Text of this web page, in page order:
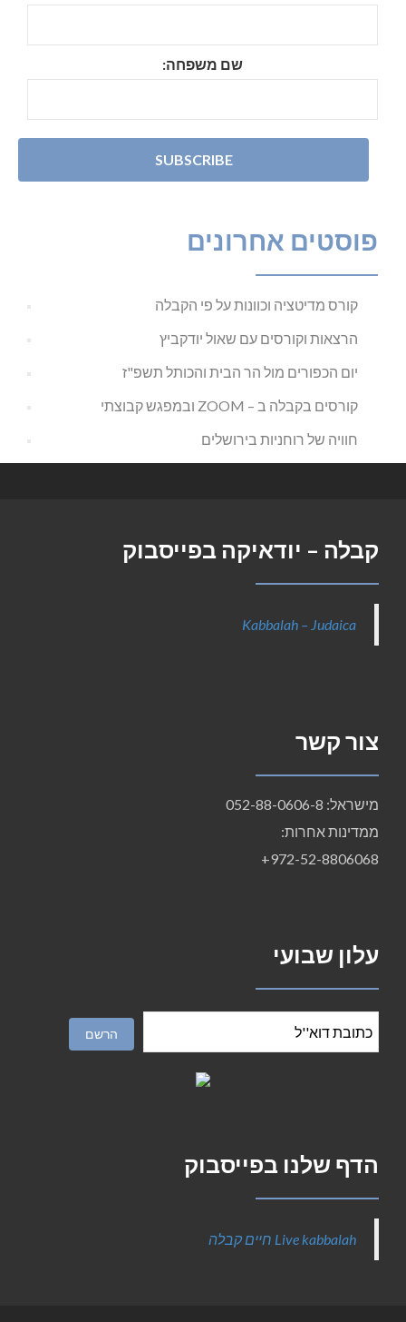
שם משפחה:
פוסטים אחרונים
קורס מדיטציה וכוונות על פי הקבלה
הרצאות וקורסים עם שאול יודקביץ
יום הכפורים מול הר הבית והכותל תשפ"ז
קורסים בקבלה ב – ZOOM ובמפגש קבוצתי
חוויה של רוחניות בירושלים
קבלה – יודאיקה בפייסבוק
Kabbalah – Judaica
צור קשר
מישראל: 052-88-0606-8
ממדינות אחרות:
972-52-8806068+
עלון שבועי
הדף שלנו בפייסבוק
‎Live kabbalah חיים קבלה‎